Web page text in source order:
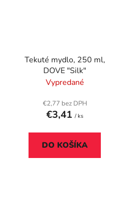
Tekuté mydlo, 250 ml,
DOVE "Silk"
Vypredané
€2,77 bez DPH
€3,41 / ks
DO KOŠÍKA